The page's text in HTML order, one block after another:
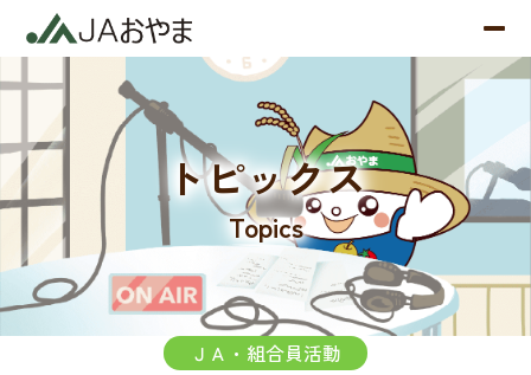
トピックス
Topics
ＪＡ・組合員活動